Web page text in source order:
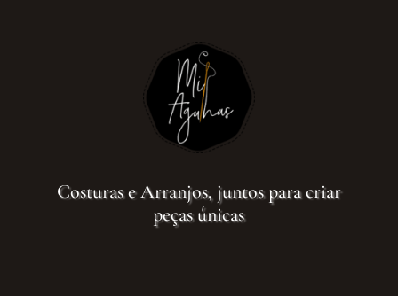
Costuras e Arranjos, juntos para criar
peças únicas